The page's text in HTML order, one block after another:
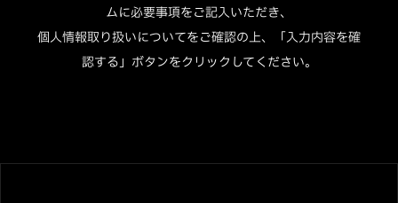
ムに必要事項をご記入いただき、
個人情報取り扱いについてをご確認の上、「入力内容を確
認する」ボタンをクリックしてください。